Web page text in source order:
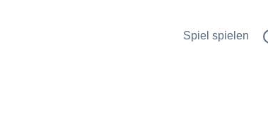
Spiel spielen